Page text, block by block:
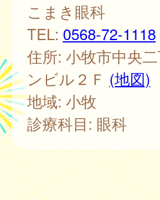
こまき眼科
TEL: 0568-72-1118
住所: 小牧市中央
ンビル２Ｆ (地図)
地域: 小牧
診療科目: 眼科